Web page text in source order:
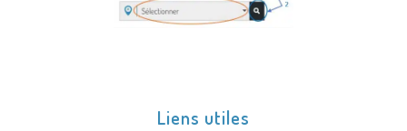
Liens utiles